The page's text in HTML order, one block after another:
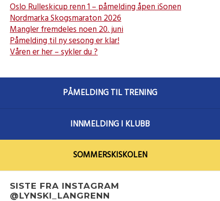
Oslo Rulleskicup renn 1 – påmelding åpen iSonen
Nordmarka Skogsmaraton 2026
Mangler fremdeles noen 20. juni
Påmelding til ny sesong er klar!
Våren er her – sykler du ?
PÅMELDING TIL TRENING
INNMELDING I KLUBB
SOMMERSKISKOLEN
SISTE FRA INSTAGRAM
@LYNSKI_LANGRENN